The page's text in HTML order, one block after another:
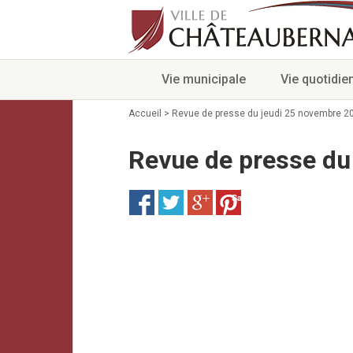
Vie municipale Vie
Accueil > Revue de presse du jeudi 25 novembre
Revue de presse
Save